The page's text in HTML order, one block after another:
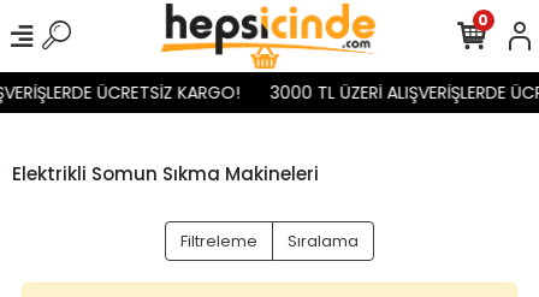
ÜCRETSİZ KARGO! 3000 TL ÜZERİ ALIŞVERİŞLERDE
0
Elektrikli Somun Sıkma Makineleri
Filtreleme Sıralama